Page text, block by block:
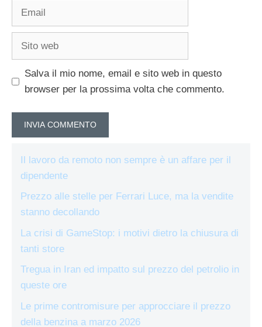
Email
Sito
Salva il mio nome, email e sito web in questo
browser per la prossima volta che commento.
Il lavoro da remoto non sempre è un affare per il
dipendente
Prezzo alle stelle per Ferrari Luce, ma la vendite
stanno decollando
La crisi di GameStop: i motivi dietro la chiusura di
tanti store
Tregua in Iran ed impatto sul prezzo del petrolio in
queste ore
Le prime contromisure per approcciare il prezzo
della benzina a marzo 2026